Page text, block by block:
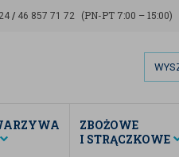
/ 46 857 71 72 (PN-PT 7:00 – 15:00)
ZBOŻOWE
I STRĄCZKOWE